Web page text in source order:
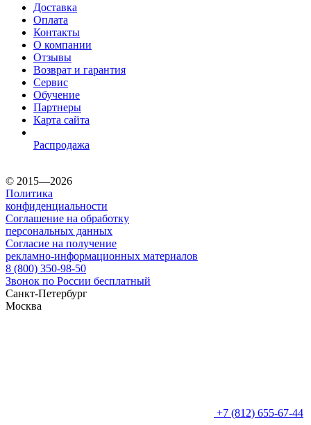
Доставка
Оплата
Контакты
О компании
Отзывы
Возврат и гарантия
Сервис
Обучение
Партнеры
Карта сайта
Распродажа
© 2015—2026
Политика
конфиденциальности
Соглашение на обработку
персональных данных
Согласие на получение
рекламно-информационных материалов
8 (800) 350-98-50
Звонок по России бесплатный
Санкт-Петербург
Москва
+7 (812) 655-67-44